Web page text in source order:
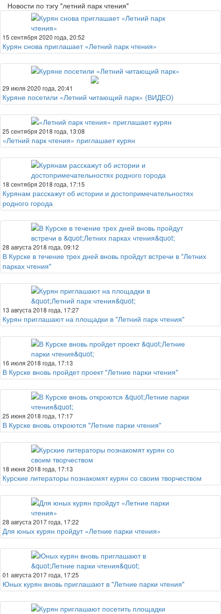
Новости по тэгу "летний парк чтения"
15 сентября 2020 года, 20:52
Курян снова приглашает «Летний парк чтения»
29 июля 2020 года, 20:41
Куряне посетили «Летний читающий парк» (ВИДЕО)
25 сентября 2018 года, 13:08
«Летний парк чтения» приглашает курян
18 сентября 2018 года, 17:15
Курянам расскажут об истории и достопримечательностях
родного города
28 августа 2018 года, 09:12
В Курске в течение трех дней вновь пройдут встречи в "Летних
парках чтения"
13 августа 2018 года, 17:27
Курян приглашают на площадки в "Летний парк чтения"
16 июля 2018 года, 17:13
В Курске вновь пройдет проект "Летние парки чтения"
25 июня 2018 года, 17:17
В Курске вновь откроются "Летние парки чтения"
18 июня 2018 года, 17:13
Курские литераторы познакомят курян со своим творчеством
28 августа 2017 года, 17:22
Для юных курян пройдут «Летние парки чтения»
01 августа 2017 года, 17:25
Юных курян вновь приглашают в "Летние парки чтения"